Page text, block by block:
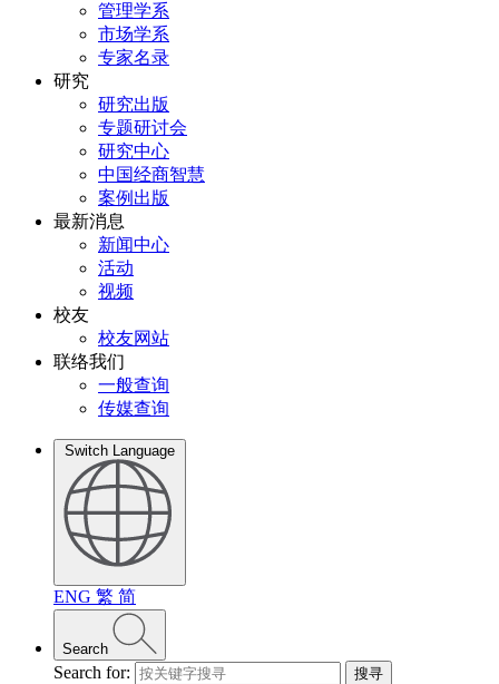
管理学系
市场学系
专家名录
研究
研究出版
专题研讨会
研究中心
中国经商智慧
案例出版
最新消息
新闻中心
活动
视频
校友
校友网站
联络我们
一般查询
传媒查询
Switch Language
ENG 繁 简
Search
Search for: 搜寻